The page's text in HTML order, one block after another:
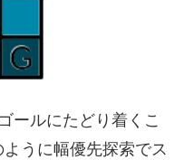
ールにたどり着くこ
うに幅優先探索でス